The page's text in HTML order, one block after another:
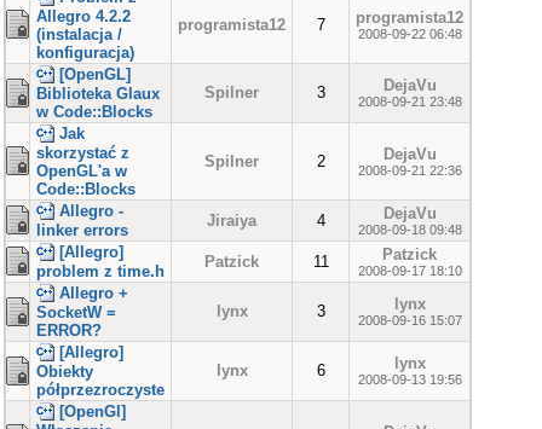
Allegro 4.2.2
(instalacja /
konfiguracja)
programista12 7 programista12
2008-09-22 06:48
[OpenGL]
Biblioteka Glaux
w Code::Blocks
Spilner 3 DejaVu
2008-09-21 23:48
Jak
skorzystać z
OpenGL'a w
Code::Blocks
Spilner 2 DejaVu
2008-09-21 22:36
Allegro -
linker errors
Jiraiya 4 DejaVu
2008-09-18 09:48
[Allegro]
problem z time.h
Patzick 11 Patzick
2008-09-17 18:10
Allegro +
SocketW =
ERROR?
lynx 3 lynx
2008-09-16 15:07
[Allegro]
Obiekty
półprzezroczyste
lynx 6 lynx
2008-09-13 19:56
[OpenGl]